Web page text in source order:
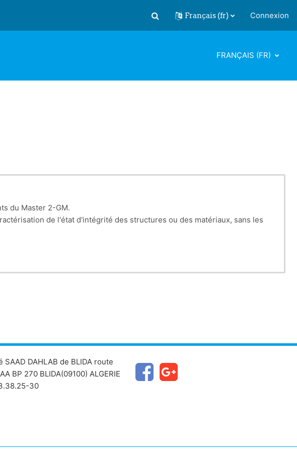
Activer/désactiver la saisie de
Français ‎(fr)‎ Connexion
FRANÇAIS ‎(FR)‎
du Master 2-GM.
de l'état d'intégrité des structures ou des matériaux, sans les
SAAD DAHLAB de BLIDA route
BP 270 BLIDA(09100) ALGERIE
30